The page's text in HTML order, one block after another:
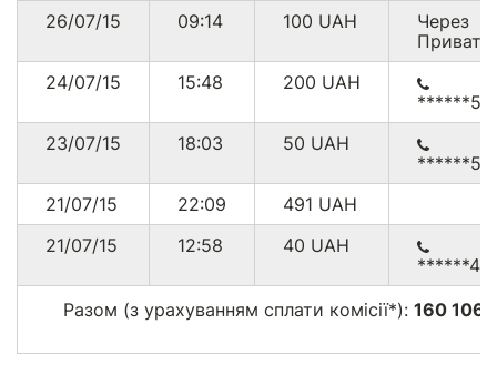
26/07/15
09:14 100 UAH
Через
24/07/15
15:48 200 UAH
23/07/15
18:03 50 UAH
21/07/15
22:09 491 UAH
21/07/15
12:58 40 UAH
Разом (з урахуванням сплати комісії*): 160